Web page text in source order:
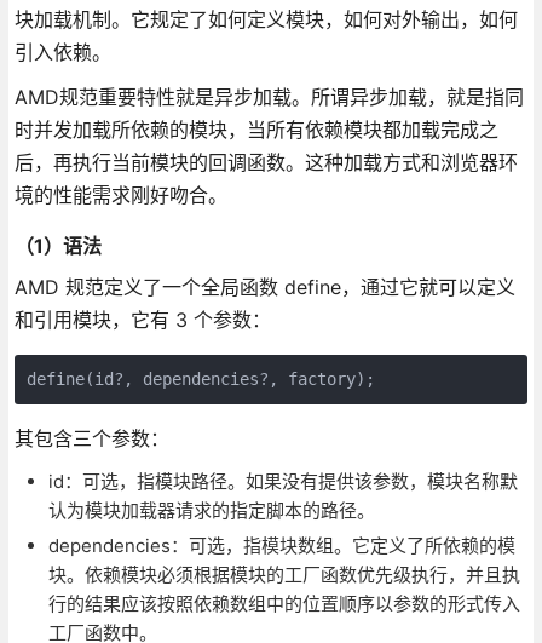
块加载机制。它规定了如何定义模块，如何对外输出，如何
引入依赖。
AMD规范重要特性就是异步加载。所谓异步加载，就是指同
时并发加载所依赖的模块，当所有依赖模块都加载完成之
后，再执行当前模块的回调函数。这种加载方式和浏览器环
境的性能需求刚好吻合。
（1）语法
AMD 规范定义了一个全局函数 define，通过它就可以定义
和引用模块，它有 3 个参数：
define(id?, dependencies?, factory);
其包含三个参数：
id：可选，指模块路径。如果没有提供该参数，模块名称默
认为模块加载器请求的指定脚本的路径。
dependencies：可选，指模块数组。它定义了所依赖的模
块。依赖模块必须根据模块的工厂函数优先级执行，并且执
行的结果应该按照依赖数组中的位置顺序以参数的形式传入
工厂函数中。